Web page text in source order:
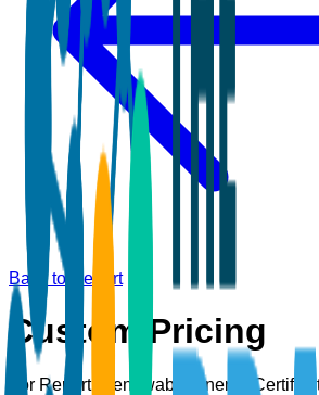
Back to Report
Custom Pricing
For Report: Renewable Energy